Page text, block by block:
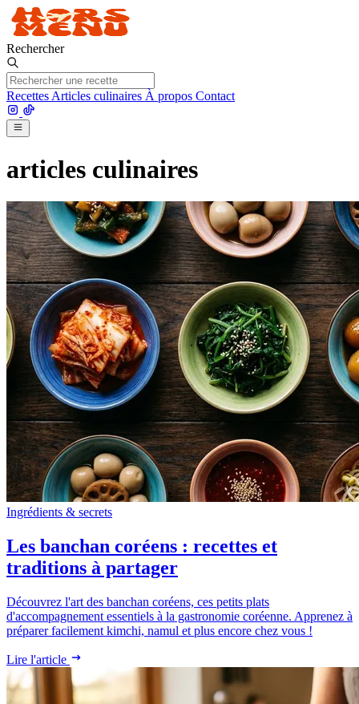
Rechercher
Recettes Articles culinaires À propos Contact
articles culinaires
Ingrédients & secrets
Les banchan coréens : recettes et
traditions à partager
Découvrez l'art des banchan coréens, ces petits plats
d'accompagnement essentiels à la gastronomie coréenne. Apprenez à
préparer facilement kimchi, namul et plus encore chez vous !
Lire l'article